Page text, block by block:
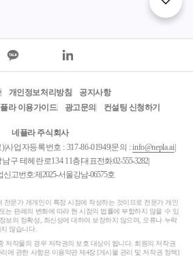
개인정보처리방침
공지사항
라 이용가이드 광고문의 컨설팅 신청하기
네플라 주식회사
)|사업자등록번호 : 317-86-01949|문의 :info@nepla.ai|
구 테헤란로134 11층|대표전화:02-555-3282|
고번호:제2025-서울강남-06575호
전문가 개개인이 특정 시점에 작성하는 것이므로 전문가 개인
는 판례의 변화에 따라 현 시점의 법률에 부합하지 않을 수 있
보의 정확성, 최신성에 대하여 보장하지 않으며, 오류나 누락
않습니다.
저작물의 경우 저작권의 보호 대상이 됩니다. 회원의 저작권
에 관한 사항은 이용약관 제4장 [게시물 관리 및 저작권 정책]